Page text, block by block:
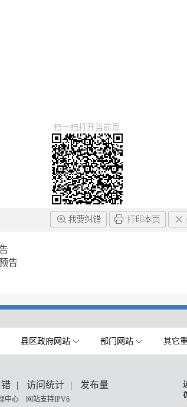
扫一扫打开当前页
告
县区政府网站 部门网站 其它
| 访问统计 | 发布量
中心 网站支持IPV6